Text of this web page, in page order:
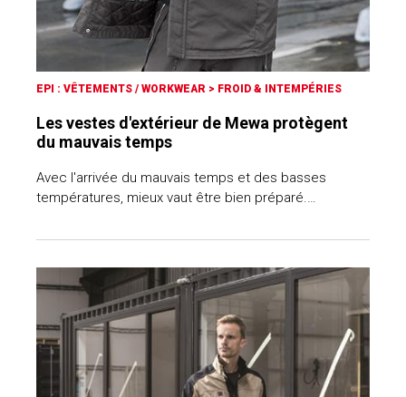
EPI : VÊTEMENTS / WORKWEAR > FROID & INTEMPÉRIES
Les vestes d'extérieur de Mewa protègent
du mauvais temps
Avec l'arrivée du mauvais temps et des basses
températures, mieux vaut être bien préparé.…